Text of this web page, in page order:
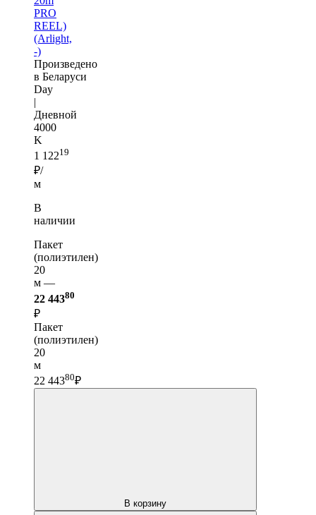
PRO
REEL)
(Arlight,
-)
Произведено
в Беларуси
Day
|
Дневной
4000
K
1 12219
₽/
м
В
наличии
Пакет
(полиэтилен)
20
м —
22 44380
₽
Пакет
(полиэтилен)
20
м
22 44380₽
В корзину